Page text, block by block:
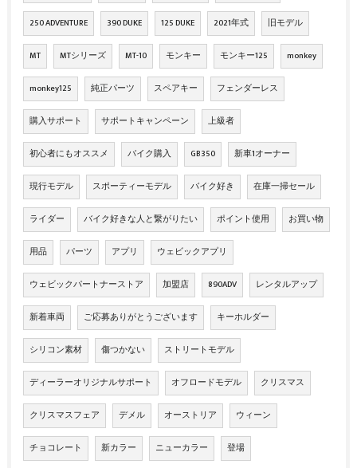
250 ADVENTURE 390 DUKE 125 DUKE 2021年式 旧モデル
MT MTシリーズ MT-10 モンキー モンキー125 monkey
monkey125 純正パーツ スペアキー フェンダーレス
購入サポート サポートキャンペーン 上級者
初心者にもオススメ バイク購入 GB350 新車1オーナー
現行モデル スポーティーモデル バイク好き 在庫一掃セール
ライダー バイク好きな人と繋がりたい ポイント使用 お買い物
用品 パーツ アプリ ウェビックアプリ
ウェビックパートナーストア 加盟店 890ADV レンタルアップ
新着車両 ご応募ありがとうございます キーホルダー
シリコン素材 傷つかない ストリートモデル
ディーラーオリジナルサポート オフロードモデル クリスマス
クリスマスフェア デメル オーストリア ウィーン
チョコレート 新カラー ニューカラー 登場